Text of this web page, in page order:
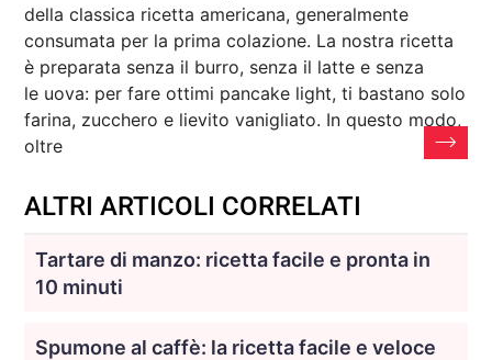
della classica ricetta americana, generalmente
consumata per la prima colazione. La nostra ricetta
è preparata senza il burro, senza il latte e senza
le uova: per fare ottimi pancake light, ti bastano solo
farina, zucchero e lievito vanigliato. In questo modo,
oltre
ALTRI ARTICOLI CORRELATI
Tartare di manzo: ricetta facile e pronta in
10 minuti
Spumone al caffè: la ricetta facile e veloce